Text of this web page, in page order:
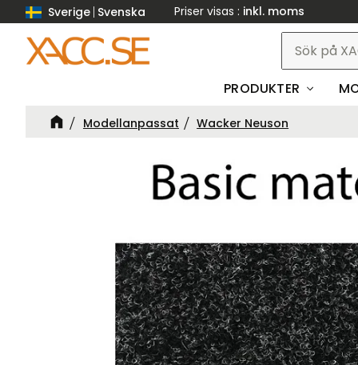
Sverige Svenska Priser visas inkl. moms
PRODUKTER
Modellanpassat Wacker Neuson